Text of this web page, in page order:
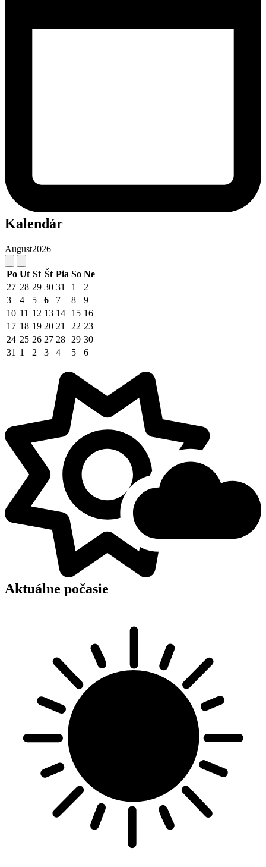
Kalendár
August2026
Po Ut St Št Pia So Ne
27 28 29 30 31 1
2
3
4 5 6 7 8
9
10 11 12 13 14 15 16
17 18 19 20 21 22 23
24 25 26 27 28 29 30
31 1 2 3 4 5 6
Aktuálne počasie